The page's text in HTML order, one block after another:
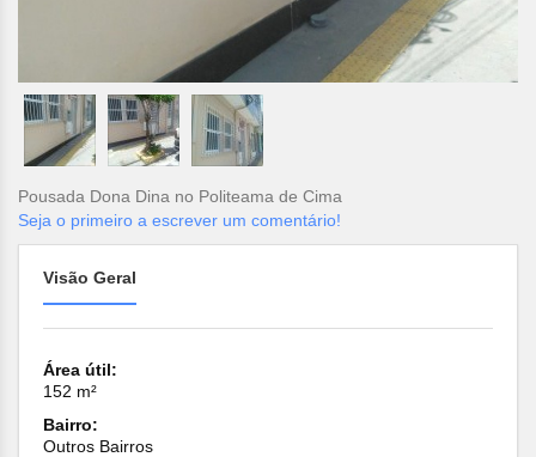
Pousada Dona Dina no Politeama de Cima
Seja o primeiro a escrever um comentário!
Visão Geral
Área útil:
152 m²
Bairro:
Outros Bairros